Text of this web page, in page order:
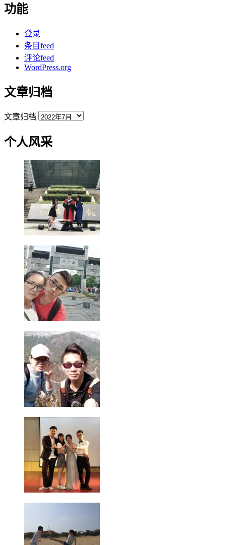
功能
登录
条目feed
评论feed
WordPress.org
文章归档
文章归档
个人风采